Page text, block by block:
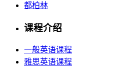
都柏林
课程介绍
一般英语课程
雅思英语课程